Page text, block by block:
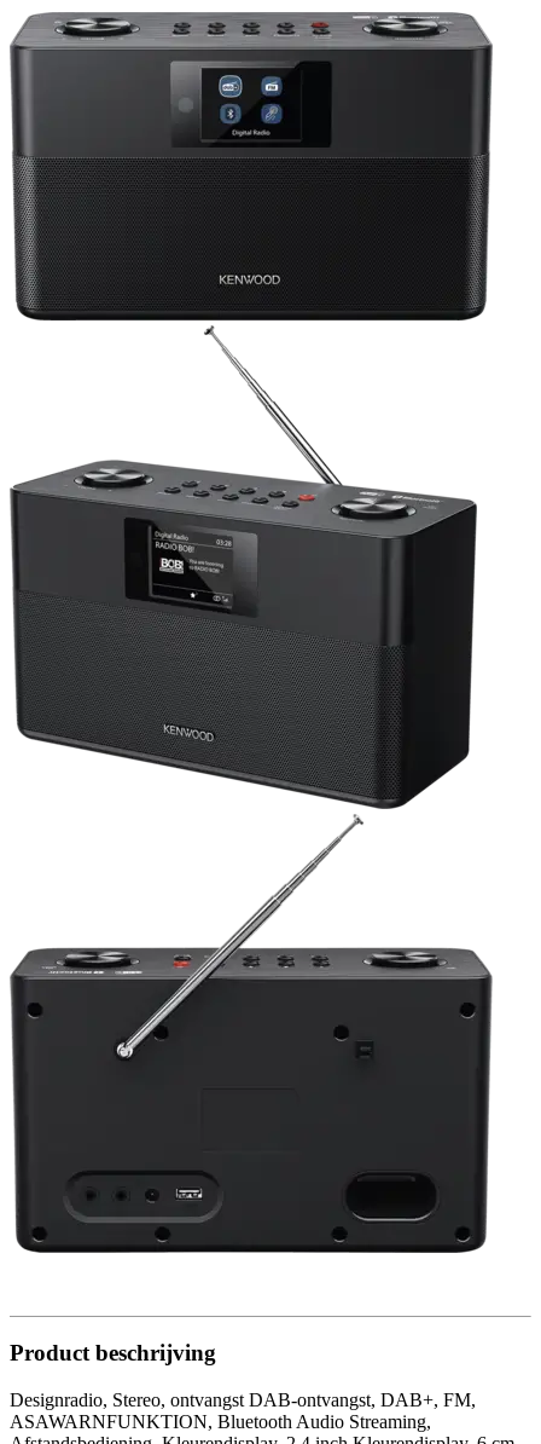
Product beschrijving
Designradio, Stereo, ontvangst DAB-ontvangst, DAB+, FM,
ASAWARNFUNKTION, Bluetooth Audio Streaming,